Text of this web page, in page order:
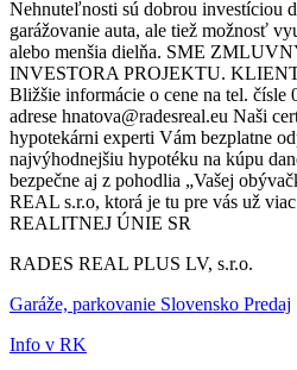
Nehnuteľnosti sú dobrou investíciou
garážovanie auta, ale tiež možnosť
alebo menšia dielňa. SME
INVESTORA PROJEKTU.
Bližšie informácie o cene na tel. čísle
adrese hnatova@radesreal.eu Naši
hypotekárni experti Vám bezplatne
najvýhodnejšiu hypotéku na kúpu
bezpečne aj z pohodlia „Vašej
REAL s.r.o, ktorá je tu pre vás už
REALITNEJ ÚNIE SR
RADES REAL PLUS LV, s.r.o.
Garáže, parkovanie Slovensko Predaj
Info v RK